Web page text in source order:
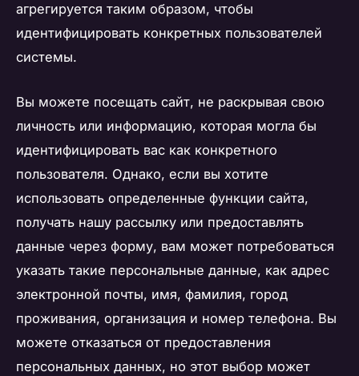
агрегируется таким образом, чтобы
идентифицировать конкретных пользователей
системы.
Вы можете посещать сайт, не раскрывая свою
личность или информацию, которая могла бы
идентифицировать вас как конкретного
пользователя. Однако, если вы хотите
использовать определенные функции сайта,
получать нашу рассылку или предоставлять
данные через форму, вам может потребоваться
указать такие персональные данные, как адрес
электронной почты, имя, фамилия, город
проживания, организация и номер телефона. Вы
можете отказаться от предоставления
персональных данных, но этот выбор может